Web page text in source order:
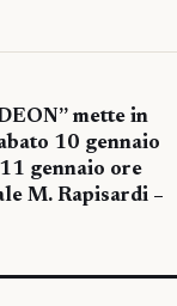
mette in
10 gennaio
gennaio ore
M. Rapisardi –